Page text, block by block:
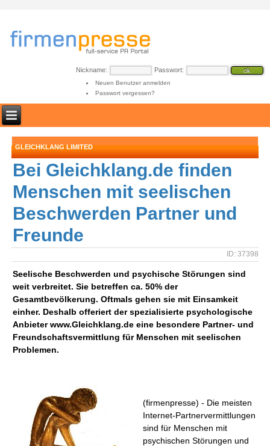
Nickname: Passwort:
Neuen Benutzer anmelden
Passwort vergessen?
GLEICHKLANG LIMITED
Bei Gleichklang.de finden
Menschen mit seelischen
Beschwerden Partner und
Freunde
ID: 37398
Seelische Beschwerden und psychische Störungen sind
weit verbreitet. Sie betreffen ca. 50% der
Gesamtbevölkerung. Oftmals gehen sie mit Einsamkeit
einher. Deshalb offeriert der spezialisierte psychologische
Anbieter www.Gleichklang.de eine besondere Partner- und
Freundschaftsvermittlung für Menschen mit seelischen
Problemen.
(firmenpresse) - Die meisten
Internet-Partnervermittlungen
sind für Menschen mit
psychischen Störungen und